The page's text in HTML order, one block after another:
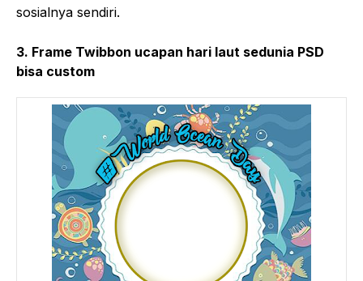
sosialnya sendiri.
3. Frame Twibbon ucapan hari laut sedunia PSD
bisa custom